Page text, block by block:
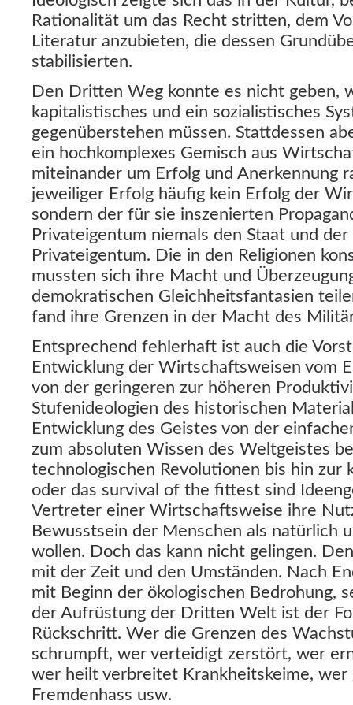
Rationalität um das Recht stritten, dem
Literatur anzubieten, die dessen
stabilisierten.
Den Dritten Weg konnte es nicht geben,
kapitalistisches und ein sozialistisches
gegenüberstehen müssen. Stattdessen
ein hochkomplexes Gemisch aus
miteinander um Erfolg und Anerkennung
jeweiliger Erfolg häufig kein Erfolg der
sondern der für sie inszenierten
Privateigentum niemals den Staat und
Privateigentum. Die in den Religionen
mussten sich ihre Macht und
demokratischen Gleichheitsfantasien
fand ihre Grenzen in der Macht des
Entsprechend fehlerhaft ist auch die
Entwicklung der Wirtschaftsweisen vom
von der geringeren zur höheren
Stufenideologien des historischen
Entwicklung des Geistes von der
zum absoluten Wissen des Weltgeistes
technologischen Revolutionen bis hin zur
oder das survival of the fittest sind
Vertreter einer Wirtschaftsweise ihre
Bewusstsein der Menschen als natürlich
wollen. Doch das kann nicht gelingen.
mit der Zeit und den Umständen. Nach
mit Beginn der ökologischen Bedrohung,
der Aufrüstung der Dritten Welt ist der
Rückschritt. Wer die Grenzen des
schrumpft, wer verteidigt zerstört, wer
wer heilt verbreitet Krankheitskeime, wer
Fremdenhass usw.